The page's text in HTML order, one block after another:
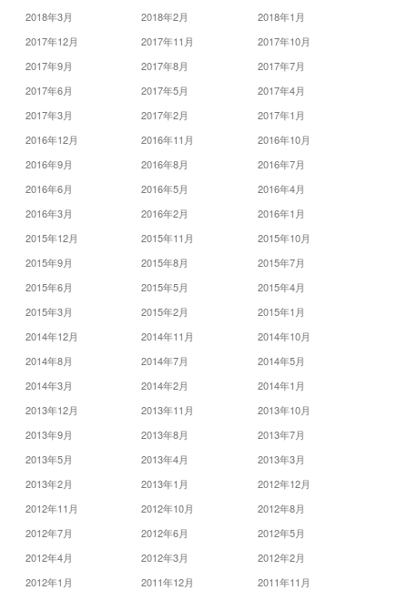
2018年3月
2018年2月
2018年1月
2017年12月
2017年11月
2017年10月
2017年9月
2017年8月
2017年7月
2017年6月
2017年5月
2017年4月
2017年3月
2017年2月
2017年1月
2016年12月
2016年11月
2016年10月
2016年9月
2016年8月
2016年7月
2016年6月
2016年5月
2016年4月
2016年3月
2016年2月
2016年1月
2015年12月
2015年11月
2015年10月
2015年9月
2015年8月
2015年7月
2015年6月
2015年5月
2015年4月
2015年3月
2015年2月
2015年1月
2014年12月
2014年11月
2014年10月
2014年8月
2014年7月
2014年5月
2014年3月
2014年2月
2014年1月
2013年12月
2013年11月
2013年10月
2013年9月
2013年8月
2013年7月
2013年5月
2013年4月
2013年3月
2013年2月
2013年1月
2012年12月
2012年11月
2012年10月
2012年8月
2012年7月
2012年6月
2012年5月
2012年4月
2012年3月
2012年2月
2012年1月
2011年12月
2011年11月